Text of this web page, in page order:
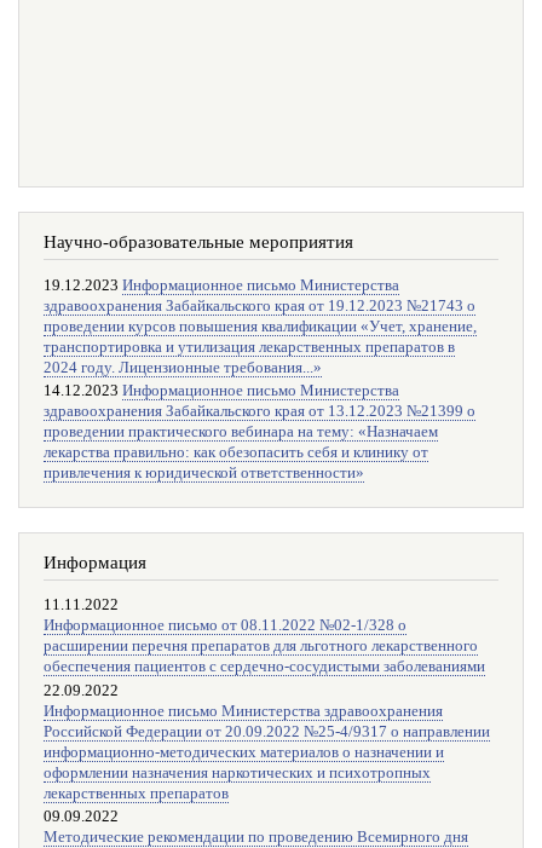
Научно-образовательные мероприятия
19.12.2023 Информационное письмо Министерства
здравоохранения Забайкальского края от 19.12.2023 №21743 о
проведении курсов повышения квалификации «Учет, хранение,
транспортировка и утилизация лекарственных препаратов в
2024 году. Лицензионные требования...»
14.12.2023 Информационное письмо Министерства
здравоохранения Забайкальского края от 13.12.2023 №21399 о
проведении практического вебинара на тему: «Назначаем
лекарства правильно: как обезопасить себя и клинику от
привлечения к юридической ответственности»
Информация
11.11.2022
Информационное письмо от 08.11.2022 №02-1/328 о
расширении перечня препаратов для льготного лекарственного
обеспечения пациентов с сердечно-сосудистыми заболеваниями
22.09.2022
Информационное письмо Министерства здравоохранения
Российской Федерации от 20.09.2022 №25-4/9317 о направлении
информационно-методических материалов о назначении и
оформлении назначения наркотических и психотропных
лекарственных препаратов
09.09.2022
Методические рекомендации по проведению Всемирного дня